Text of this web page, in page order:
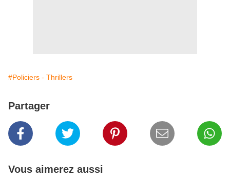
#Policiers - Thrillers
Partager
Vous aimerez aussi